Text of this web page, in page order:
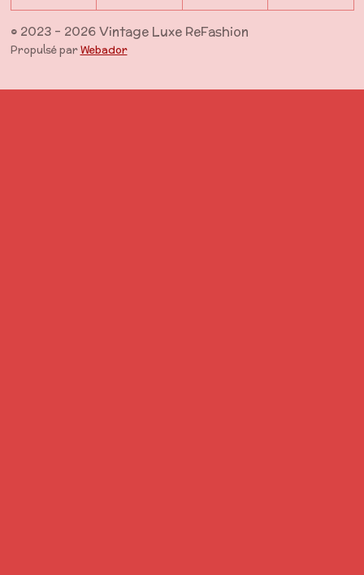
© 2023 - 2026 Vintage Luxe ReFashion
Propulsé parWebador